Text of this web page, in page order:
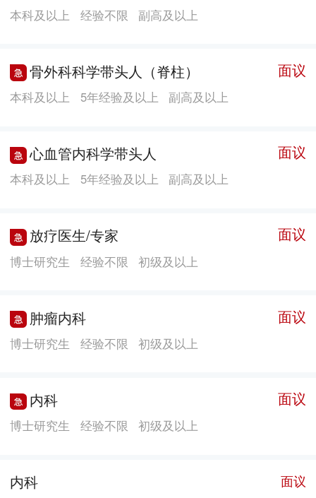
本科及以上 经验不限 副高及以上
骨外科科学带头人（脊柱） 面议
本科及以上 5年经验及以上 副高及以上
心血管内科学带头人 面议
本科及以上 5年经验及以上 副高及以上
放疗医生/专家 面议
博士研究生 经验不限 初级及以上
肿瘤内科 面议
博士研究生 经验不限 初级及以上
内科 面议
博士研究生 经验不限 初级及以上
内科 面议